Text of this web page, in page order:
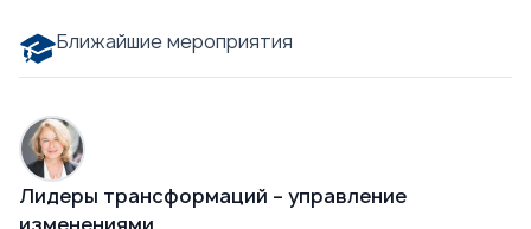
Ближайшие мероприятия
Лидеры трансформаций – управление